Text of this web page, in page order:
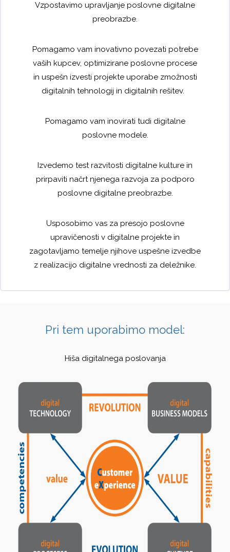
Vzpostavimo upravljanje poslovne digitalne
preobrazbe.
Pomagamo vam inovativno povezati potrebe
vaših kupcev, optimizirane poslovne procese
in uspešn izvesti projekte uporabe zmožnosti
digitalnih tehnologij in digitalnih rešitev.
Pomagamo vam inovirati tudi digitalne
poslovne modele.
Izvedemo test razvitosti digitalne kulture in
prirpaviti načrt njenega razvoja za podporo
poslovne digitalne preobrazbe.
Usposobimo vas za presojo poslovne
upravičenosti v digitalne projekte in
zagotavljamo temelje njihove uspešne izvedbe
z realizacijo digitalne vrednosti za deležnike.
Pri tem uporabimo model:
Hiša digitalnega poslovanja